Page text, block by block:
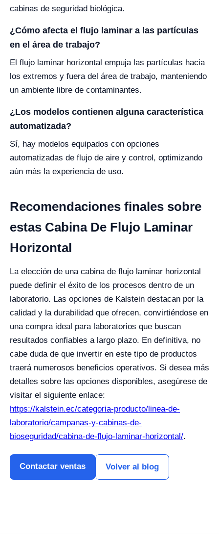
cabinas de seguridad biológica.
¿Cómo afecta el flujo laminar a las partículas
en el área de trabajo?
El flujo laminar horizontal empuja las partículas hacia
los extremos y fuera del área de trabajo, manteniendo
un ambiente libre de contaminantes.
¿Los modelos contienen alguna característica
automatizada?
Sí, hay modelos equipados con opciones
automatizadas de flujo de aire y control, optimizando
aún más la experiencia de uso.
Recomendaciones finales sobre
estas Cabina De Flujo Laminar
Horizontal
La elección de una cabina de flujo laminar horizontal
puede definir el éxito de los procesos dentro de un
laboratorio. Las opciones de Kalstein destacan por la
calidad y la durabilidad que ofrecen, convirtiéndose en
una compra ideal para laboratorios que buscan
resultados confiables a largo plazo. En definitiva, no
cabe duda de que invertir en este tipo de productos
traerá numerosos beneficios operativos. Si desea más
detalles sobre las opciones disponibles, asegúrese de
visitar el siguiente enlace:
https://kalstein.ec/categoria-producto/linea-de-
laboratorio/campanas-y-cabinas-de-
bioseguridad/cabina-de-flujo-laminar-horizontal/.
Contactar ventas Volver al blog